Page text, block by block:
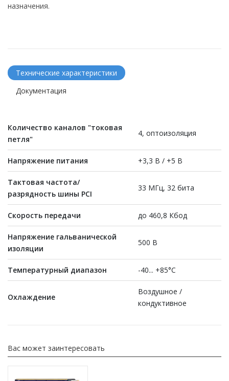
назначения.
Технические характеристики
Документация
Количество каналов "токовая
петля"
4, оптоизоляция
Напряжение питания +3,3 В / +5 В
Тактовая частота/
разрядность шины PCI
33 МГц, 32 бита
Скорость передачи до 460,8 Кбод
Напряжение гальванической
изоляции
500 В
Температурный диапазон -40... +85°С
Охлаждение
Воздушное /
кондуктивное
Вас может заинтересовать